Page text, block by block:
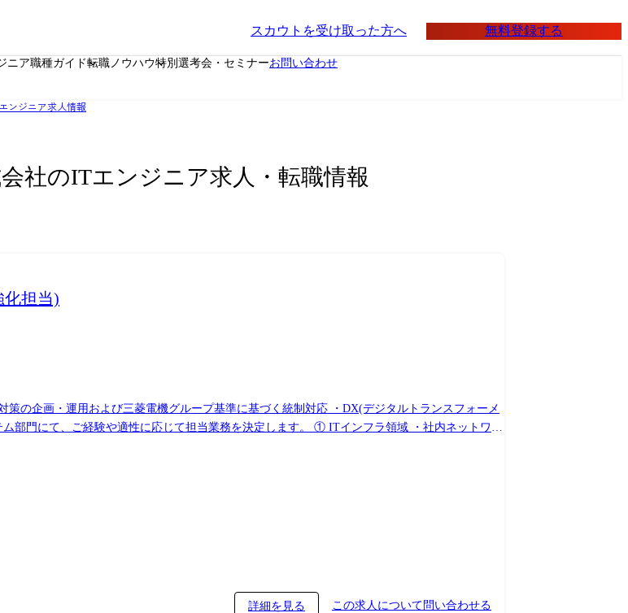
スカウトを受け取った方へ 無料登録する
ニア職種ガイド転職ノウハウ特別選考会・セミナーお問い合わせ
ンジニア求人情報
社のITエンジニア求人・転職情報
化担当)
の企画・運用および三菱電機グループ基準に基づく統制対応 ・DX(デジタルトランスフォーメ
365(Teams、SharePoint、
産管理:SS1
詳細を見る この求人について問い合わせる